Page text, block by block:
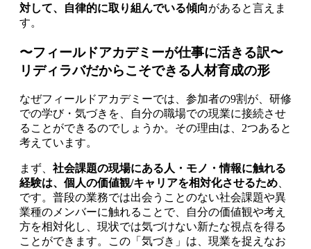
対して、自律的に取り組んでいる傾向があると言えま
す。
〜フィールドアカデミーが仕事に活きる訳〜
リディラバだからこそできる人材育成の形
なぜフィールドアカデミーでは、参加者の9割が、研修
での学び・気づきを、自分の職場での現業に接続させ
ることができるのでしょうか。その理由は、2つあると
考えています。
まず、 社会課題の現場にある人・モノ・情報に触れる
経験は、個人の価値観/キャリアを相対化させるため
です。普段の業務では出会うことのない社会課題や異
業種のメンバーに触れることで、自分の価値観や考え
方を相対化し、現状では気づけない新たな視点を得る
ことができます。この「気づき」は、現業を捉えなお